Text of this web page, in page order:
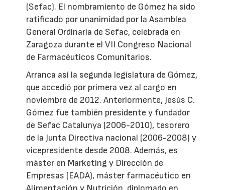
(Sefac). El nombramiento de Gómez ha sido
ratificado por unanimidad por la Asamblea
General Ordinaria de Sefac, celebrada en
Zaragoza durante el VII Congreso Nacional
de Farmacéuticos Comunitarios.
Arranca así la segunda legislatura de Gómez,
que accedió por primera vez al cargo en
noviembre de 2012. Anteriormente, Jesús C.
Gómez fue también presidente y fundador
de Sefac Catalunya (2006-2010), tesorero
de la Junta Directiva nacional (2006-2008) y
vicepresidente desde 2008. Además, es
máster en Marketing y Dirección de
Empresas (EADA), máster farmacéutico en